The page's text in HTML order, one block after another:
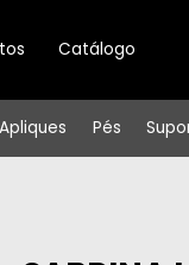
Catálogo
Apliques Pés